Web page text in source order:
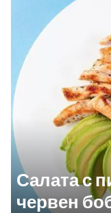
Салата с
червен